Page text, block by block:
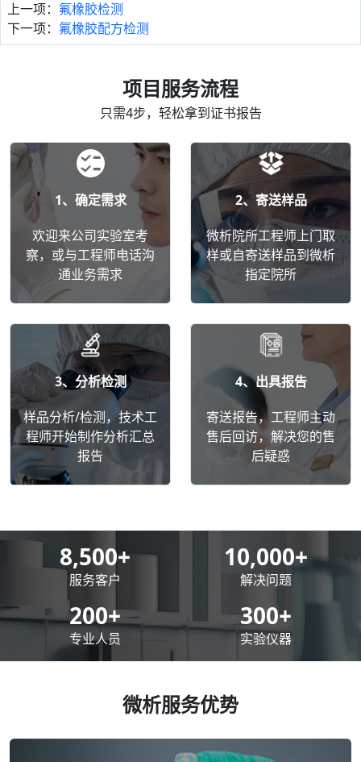
上一项： 氟橡胶检测
下一项： 氟橡胶配方检测
项目服务流程
只需4步，轻松拿到证书报告
1、确定需求
欢迎来公司实验室考
察，或与工程师电话沟
通业务需求
2、寄送样品
微析院所工程师上门取
样或自寄送样品到微析
指定院所
3、分析检测
样品分析/检测，技术工
程师开始制作分析汇总
报告
4、出具报告
寄送报告，工程师主动
售后回访，解决您的售
后疑惑
8,500+
服务客户
10,000+
解决问题
200+
专业人员
300+
实验仪器
微析服务优势